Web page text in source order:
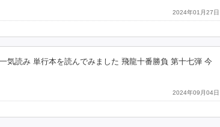
2024年01月27日
気読み 単行本を読んでみました 飛龍十番勝負 第十七弾 今
2024年09月04日